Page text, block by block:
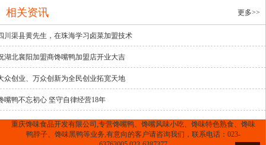
相关资讯 更多>>
川渠县黄先生，在珠海学习卤菜加盟技术
湖北襄阳加盟商馋嘴鸭加盟店开业大吉
众创业、万众创新为全民创业拓宽天地
嘴鸭不忘初心 坚守自律经营18年
重庆馋味食品开发有限公司,专营馋嘴鸭、馋嘴风味小吃、馋味特色熟食、馋味
鸭脖子、馋味黑鸭等业务,有意向的客户请咨询我们，联系电话：023-